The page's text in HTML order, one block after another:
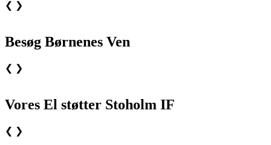
❮ ❯
Besøg Børnenes Ven
❮ ❯
Vores El støtter Stoholm IF
❮ ❯